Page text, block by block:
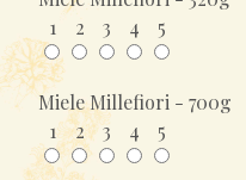
1
2 3 4 5
Miele Millefiori - 700g
1
2 3 4 5